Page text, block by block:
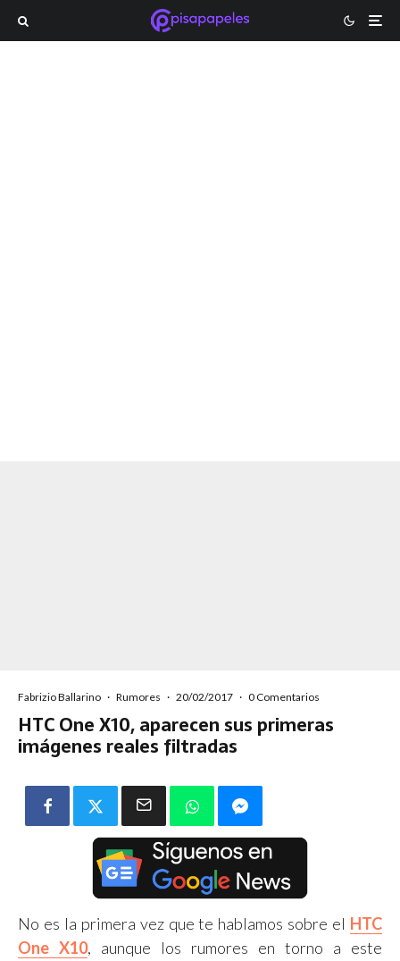
Fabrizio Ballarino · Rumores · 20/02/2017 · 0 Comentarios
HTC One X10, aparecen sus primeras
imágenes reales filtradas
No es la primera vez que te hablamos sobre el HTC
One X10, aunque los rumores en torno a este